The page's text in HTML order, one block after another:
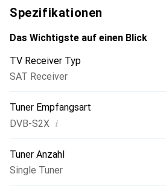
Bilder geniessen: mit dem VU+ Zero
Spezifikationen
Das Wichtigste auf einen Blick
TV Receiver Typ
SAT Receiver
Tuner Empfangsart
DVB-S2X i
Tuner Anzahl
Single Tuner